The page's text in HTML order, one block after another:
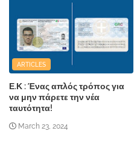
ARTICLES
Ε.Κ : Ένας απλός τρόπος για
να μην πάρετε την νέα
ταυτότητα!
March 23, 2024